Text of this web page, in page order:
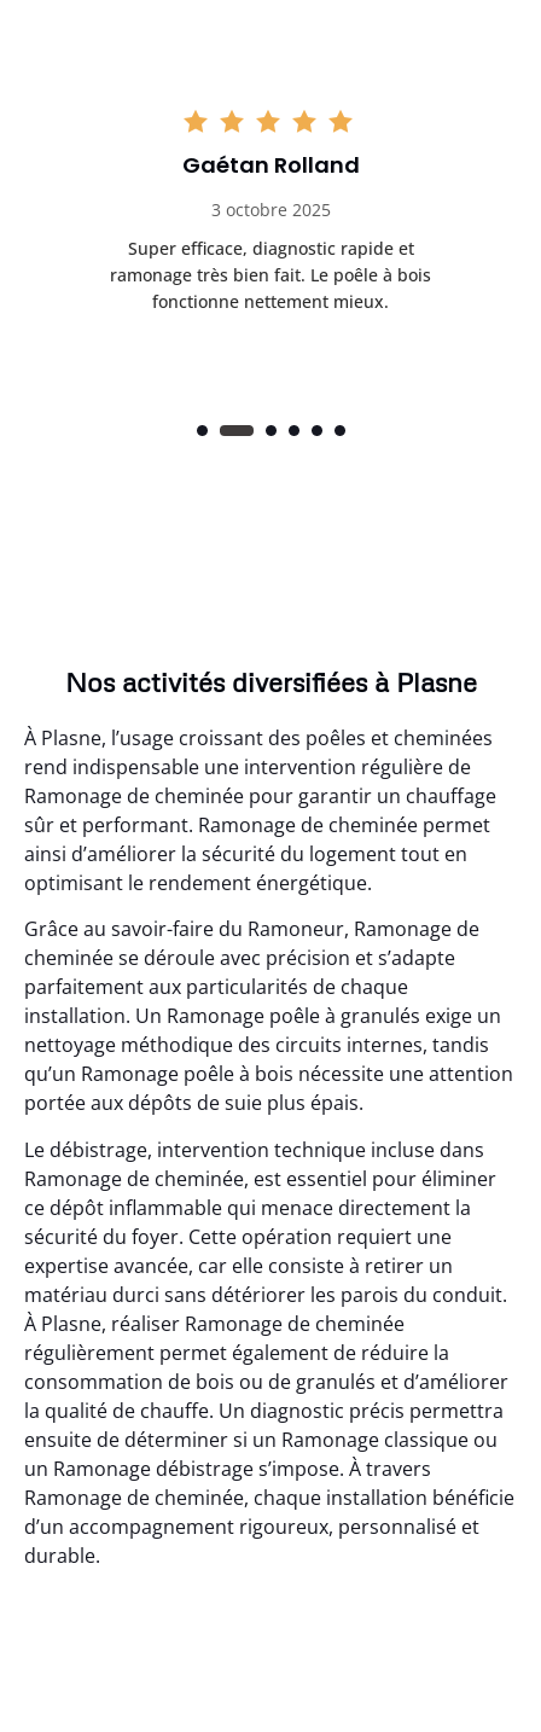
Gaétan Rolland
3 octobre 2025
Super efficace, diagnostic rapide et
ramonage très bien fait. Le poêle à bois
fonctionne nettement mieux.
Nos activités diversifiées à Plasne
À Plasne, l’usage croissant des poêles et cheminées
rend indispensable une intervention régulière de
Ramonage de cheminée pour garantir un chauffage
sûr et performant. Ramonage de cheminée permet
ainsi d’améliorer la sécurité du logement tout en
optimisant le rendement énergétique.
Grâce au savoir-faire du Ramoneur, Ramonage de
cheminée se déroule avec précision et s’adapte
parfaitement aux particularités de chaque
installation. Un Ramonage poêle à granulés exige un
nettoyage méthodique des circuits internes, tandis
qu’un Ramonage poêle à bois nécessite une attention
portée aux dépôts de suie plus épais.
Le débistrage, intervention technique incluse dans
Ramonage de cheminée, est essentiel pour éliminer
ce dépôt inflammable qui menace directement la
sécurité du foyer. Cette opération requiert une
expertise avancée, car elle consiste à retirer un
matériau durci sans détériorer les parois du conduit.
À Plasne, réaliser Ramonage de cheminée
régulièrement permet également de réduire la
consommation de bois ou de granulés et d’améliorer
la qualité de chauffe. Un diagnostic précis permettra
ensuite de déterminer si un Ramonage classique ou
un Ramonage débistrage s’impose. À travers
Ramonage de cheminée, chaque installation bénéficie
d’un accompagnement rigoureux, personnalisé et
durable.